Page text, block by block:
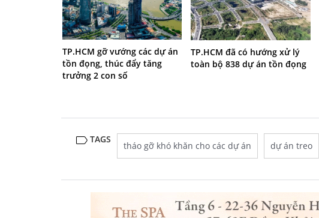
TP.HCM gỡ vướng các dự án
tồn đọng, thúc đẩy tăng
trưởng 2 con số
TP.HCM đã có hướng xử lý
toàn bộ 838 dự án tồn đọng
TAGS
tháo gỡ khó khăn cho các dự án dự án treo